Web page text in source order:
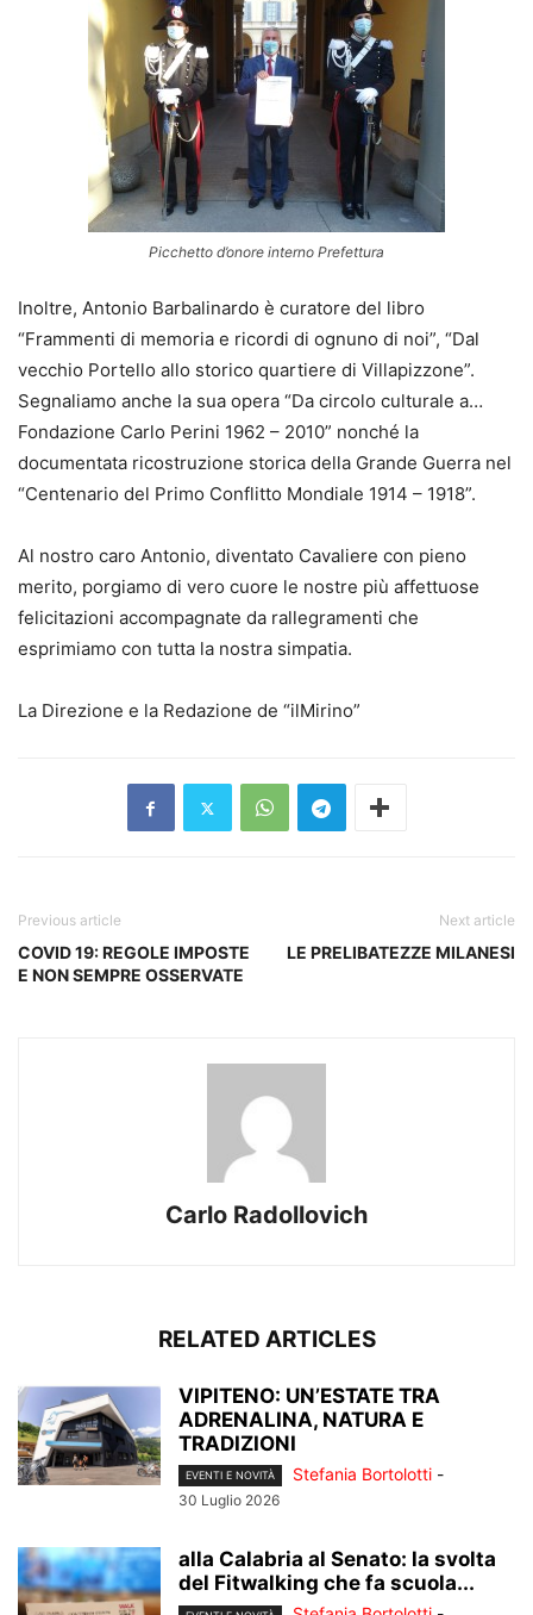
Picchetto d’onore interno Prefettura
Inoltre, Antonio Barbalinardo è curatore del libro
“Frammenti di memoria e ricordi di ognuno di noi”, “Dal
vecchio Portello allo storico quartiere di Villapizzone”.
Segnaliamo anche la sua opera “Da circolo culturale a…
Fondazione Carlo Perini 1962 – 2010” nonché la
documentata ricostruzione storica della Grande Guerra nel
“Centenario del Primo Conflitto Mondiale 1914 – 1918”.
Al nostro caro Antonio, diventato Cavaliere con pieno
merito, porgiamo di vero cuore le nostre più affettuose
felicitazioni accompagnate da rallegramenti che
esprimiamo con tutta la nostra simpatia.
La Direzione e la Redazione de “ilMirino”
Previous article
COVID 19: REGOLE IMPOSTE
E NON SEMPRE OSSERVATE
Next article
LE PRELIBATEZZE MILANESI
Carlo Radollovich
RELATED ARTICLES
VIPITENO: UN’ESTATE TRA
ADRENALINA, NATURA E
TRADIZIONI
EVENTI E NOVITÀ Stefania Bortolotti -
30 Luglio 2026
alla Calabria al Senato: la svolta
del Fitwalking che fa scuola...